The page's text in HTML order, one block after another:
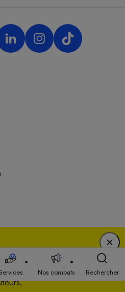
unique tout en soutenant
de l'Etat, des
syndicats, des producteurs et des
Nos combats Rechercher